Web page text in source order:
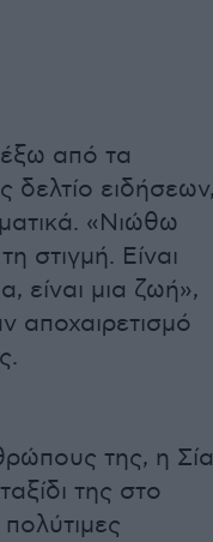
από τα
δελτίο
«Νιώθω
στιγμή. Είναι
είναι μια ζωή»,
αποχαιρετισμό
της, η Σία
της στο